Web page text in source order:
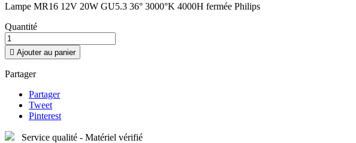
Lampe MR16 12V 20W GU5.3 36° 3000°K 4000H fermée Philips
Quantité
 Ajouter au panier
Partager
Partager
Tweet
Pinterest
Service qualité - Matériel vérifié